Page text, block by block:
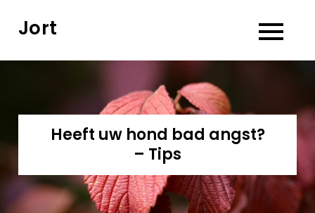
Jort
Heeft uw hond bad angst?
– Tips